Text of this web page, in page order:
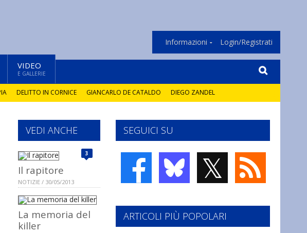
Informazioni Login/Registrati
VIDEO
E GALLERIE
DELITTO IN CORNICE GIANCARLO DE CATALDO DIEGO ZANDEL
SEGUICI SU
𝕏
VEDI ANCHE
3
Il rapitore
NOTIZIE / 30/05/2013
La memoria del
killer
ARTICOLI PIÙ POPOLARI